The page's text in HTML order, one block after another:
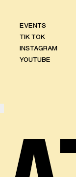
EVENTS
TIK TOK
INSTAGRAM
YOUTUBE